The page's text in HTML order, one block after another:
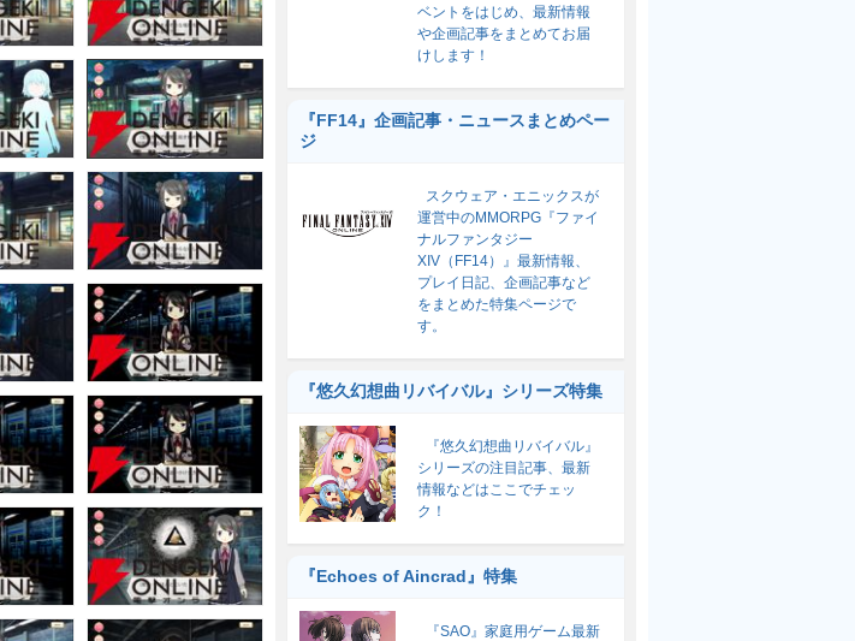
ベントをはじめ、最新情報
や企画記事をまとめてお届
けします！
『FF14』企画記事・ニュースまとめペー
ジ
スクウェア・エニックスが
運営中のMMORPG『ファイ
ナルファンタジー
XIV（FF14）』最新情報、
プレイ日記、企画記事など
をまとめた特集ページで
す。
『悠久幻想曲リバイバル』シリーズ特集
『悠久幻想曲リバイバル』
シリーズの注目記事、最新
情報などはここでチェッ
ク！
『Echoes of Aincrad』特集
『SAO』家庭用ゲーム最新